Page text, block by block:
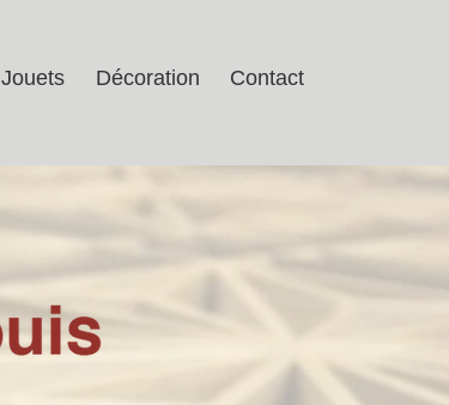
Jouets Décoration Contact